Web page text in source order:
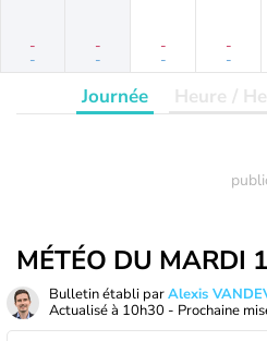
-
-
-
-
-
-
-
-
Journée Heure /
MÉTÉO DU MARDI
Bulletin établi parAlexis
Actualisé à 10h30 - Prochaine